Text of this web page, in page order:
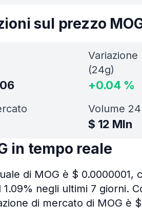
sul prezzo
Variazione
(24g)
+0.04 %
Volume
$ 12 Mln
in tempo reale
di MOG è $ 0.0000001,
negli ultimi 7 giorni.
di mercato di MOG è